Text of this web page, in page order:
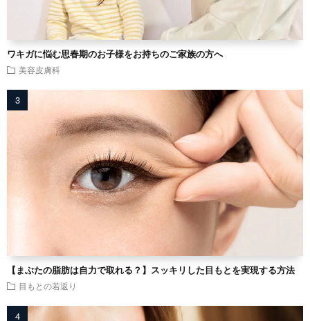
ワキガに悩む思春期のお子様をお持ちのご家族の方へ
美容皮膚科
【まぶたの脂肪は自力で取れる？】スッキリした目もとを実現する方法
目もとの若返り